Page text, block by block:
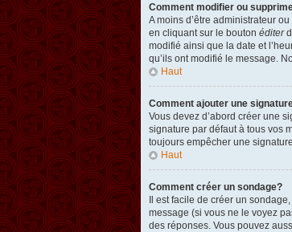
Comment modifier ou
A moins d’être administrateur
en cliquant sur le bouton éditer
modifié ainsi que la date et
qu’ils ont modifié le message.
Haut
Comment ajouter une
Vous devez d’abord créer une
signature par défaut à tous vos
toujours empêcher une
Haut
Comment créer un sondage?
Il est facile de créer un
message (si vous ne le voyez
des réponses. Vous pouvez